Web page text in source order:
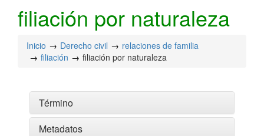
filiación por naturaleza
Inicio Derecho civil
relaciones de familia
filiación
filiación por naturaleza
Término
Metadatos